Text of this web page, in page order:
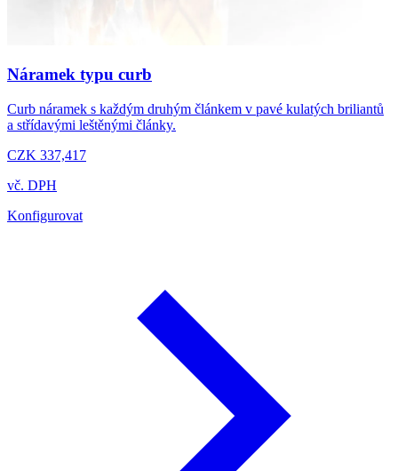
Náramek typu curb
Curb náramek s každým druhým článkem v pavé kulatých briliantů
a střídavými leštěnými články.
CZK 337,417
vč. DPH
Konfigurovat